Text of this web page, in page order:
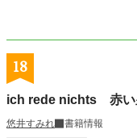
18
ich rede nichts 赤い
悠井すみれ
書籍情報